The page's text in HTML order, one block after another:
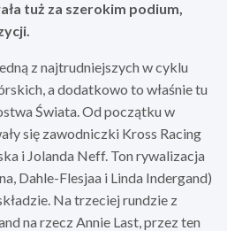
tuż za szerokim podium,
z najtrudniejszych w cyklu
a dodatkowo to właśnie tu
Świata. Od początku w
się zawodniczki Kross Racing
i Jolanda Neff. Ton rywalizacja
Dahle-Flesjaa i Linda Indergand)
Na trzeciej rundzie z
na rzecz Annie Last, przez ten